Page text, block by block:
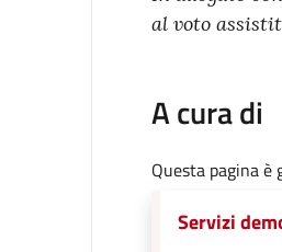
al voto
A cura di
Questa pagina è
Servizi